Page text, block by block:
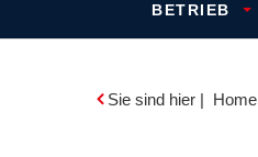
BETRIEB
Sie sind hier | Home